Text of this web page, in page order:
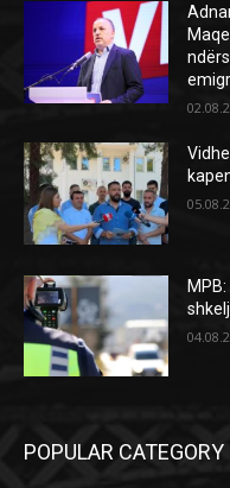
POPULAR CATEGORY